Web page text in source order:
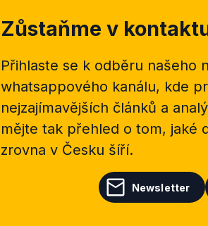
Zůstaňme v
Přihlaste se k odběru našeho
whatsappového kanálu, kde
nejzajímavějších článků a
mějte tak přehled o tom, jaké
zrovna v Česku šíří.
Newsletter